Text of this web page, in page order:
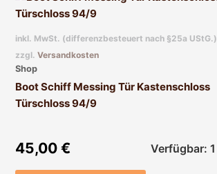
inkl. MwSt. (differenzbesteuert nach §25a UStG.)
zzgl. Versandkosten
Shop
Boot Schiff Messing Tür Kastenschloss
Türschloss 94/9
45,00 € Verfügbar: 1